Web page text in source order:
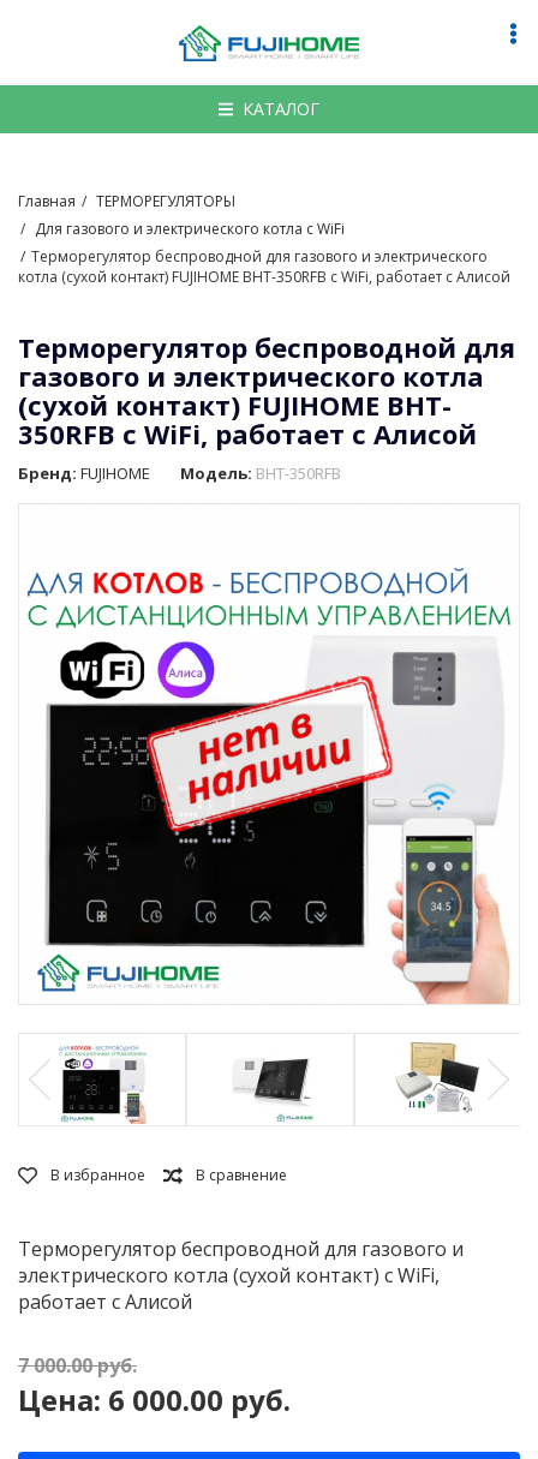
КАТАЛОГ
Главная
ТЕРМОРЕГУЛЯТОРЫ
Для газового и электрического котла с WiFi
Терморегулятор беспроводной для газового и электрического
котла (сухой контакт) FUJIHOME BHT-350RFB с WiFi, работает с Алисой
Терморегулятор беспроводной для
газового и электрического котла
(сухой контакт) FUJIHOME BHT-
350RFB с WiFi, работает с Алисой
Бренд: FUJIHOME Модель: BHT-350RFB
Терморегулятор беспроводной для газового и
электрического котла (сухой контакт) с WiFi,
работает с Алисой
7 000.00руб.
Цена: 6 000.00 руб.